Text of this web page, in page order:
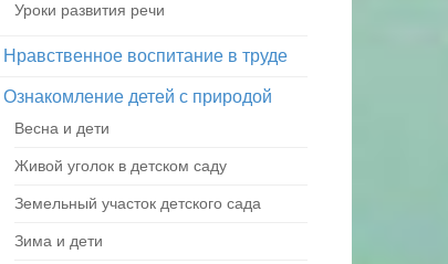
Уроки развития речи
Нравственное воспитание в труде
Ознакомление детей с природой
Весна и дети
Живой уголок в детском саду
Земельный участок детского сада
Зима и дети